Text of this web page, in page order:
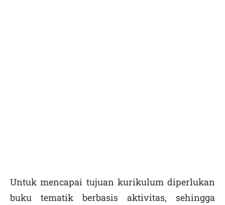
Untuk mencapai tujuan kurikulum diperlukan
buku tematik berbasis aktivitas, sehingga